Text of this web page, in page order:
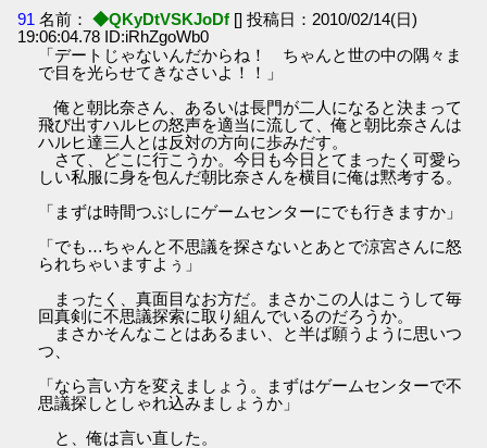
91 名前： ◆QKyDtVSKJoDf [] 投稿日：2010/02/14(日)
19:06:04.78 ID:iRhZgoWb0
「デートじゃないんだからね！ ちゃんと世の中の隅々ま
で目を光らせてきなさいよ！！」
俺と朝比奈さん、あるいは長門が二人になると決まって
飛び出すハルヒの怒声を適当に流して、俺と朝比奈さんは
ハルヒ達三人とは反対の方向に歩みだす。
さて、どこに行こうか。今日も今日とてまったく可愛ら
しい私服に身を包んだ朝比奈さんを横目に俺は黙考する。
「まずは時間つぶしにゲームセンターにでも行きますか」
「でも…ちゃんと不思議を探さないとあとで涼宮さんに怒
られちゃいますよぅ」
まったく、真面目なお方だ。まさかこの人はこうして毎
回真剣に不思議探索に取り組んでいるのだろうか。
まさかそんなことはあるまい、と半ば願うように思いつ
つ、
「なら言い方を変えましょう。まずはゲームセンターで不
思議探しとしゃれ込みましょうか」
と、俺は言い直した。